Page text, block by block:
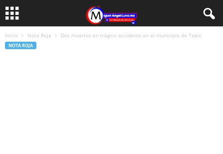
Inicio Nota Roja Dos muertos en trágico accidente en el municipio de Tepic
NOTA ROJA